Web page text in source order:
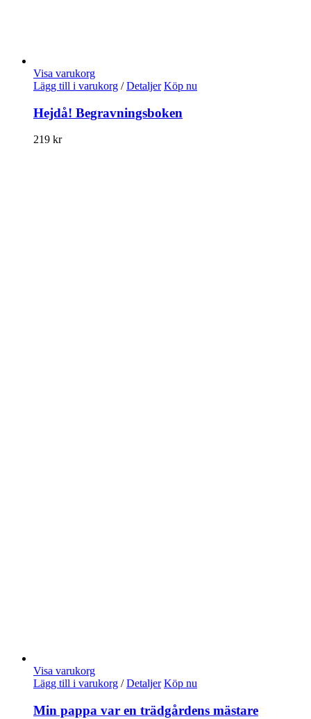
Visa varukorg
Lägg till i varukorg / Detaljer Köp nu
Hejdå! Begravningsboken
219 kr
Visa varukorg
Lägg till i varukorg / Detaljer Köp nu
Min pappa var en trädgårdens mästare